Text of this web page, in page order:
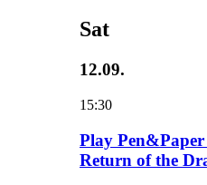
Sat
12.09.
15:30
Play
Return of the